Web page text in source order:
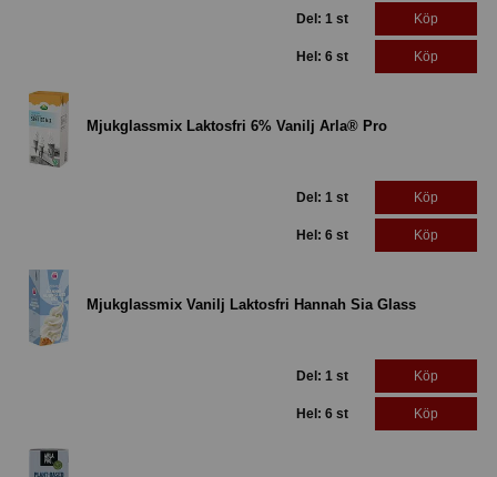
Del: 1 st Köp
Hel: 6 st Köp
Mjukglassmix Laktosfri 6% Vanilj Arla® Pro
Del: 1 st Köp
Hel: 6 st Köp
Mjukglassmix Vanilj Laktosfri Hannah Sia Glass
Del: 1 st Köp
Hel: 6 st Köp